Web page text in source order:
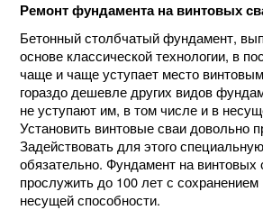
Ремонт фундамента на винтовых
Бетонный столбчатый фундамент,
основе классической технологии, в
чаще и чаще уступает место
гораздо дешевле других видов
не уступают им, в том числе и в
Установить винтовые сваи довольно
Задействовать для этого
обязательно. Фундамент на винтовых
прослужить до 100 лет с
несущей способности.